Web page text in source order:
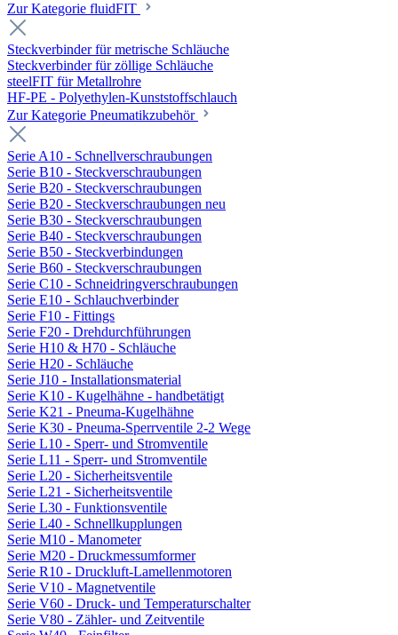
Zur Kategorie fluidFIT
Steckverbinder für metrische Schläuche
Steckverbinder für zöllige Schläuche
steelFIT für Metallrohre
HF-PE - Polyethylen-Kunststoffschlauch
Zur Kategorie Pneumatikzubehör
Serie A10 - Schnellverschraubungen
Serie B10 - Steckverschraubungen
Serie B20 - Steckverschraubungen
Serie B20 - Steckverschraubungen neu
Serie B30 - Steckverschraubungen
Serie B40 - Steckverschraubungen
Serie B50 - Steckverbindungen
Serie B60 - Steckverschraubungen
Serie C10 - Schneidringverschraubungen
Serie E10 - Schlauchverbinder
Serie F10 - Fittings
Serie F20 - Drehdurchführungen
Serie H10 & H70 - Schläuche
Serie H20 - Schläuche
Serie J10 - Installationsmaterial
Serie K10 - Kugelhähne - handbetätigt
Serie K21 - Pneuma-Kugelhähne
Serie K30 - Pneuma-Sperrventile 2-2 Wege
Serie L10 - Sperr- und Stromventile
Serie L11 - Sperr- und Stromventile
Serie L20 - Sicherheitsventile
Serie L21 - Sicherheitsventile
Serie L30 - Funktionsventile
Serie L40 - Schnellkupplungen
Serie M10 - Manometer
Serie M20 - Druckmessumformer
Serie R10 - Druckluft-Lamellenmotoren
Serie V10 - Magnetventile
Serie V60 - Druck- und Temperaturschalter
Serie V80 - Zähler- und Zeitventile